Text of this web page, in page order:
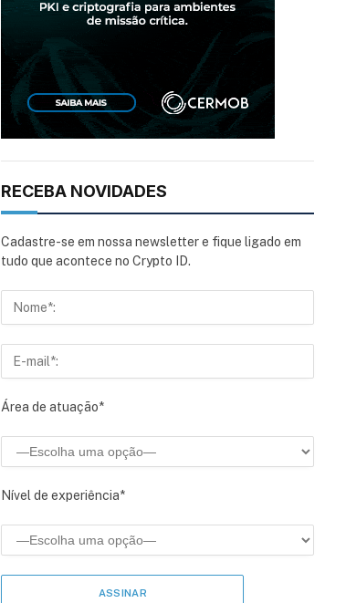
RECEBA NOVIDADES
Cadastre-se em nossa newsletter e fique ligado em
tudo que acontece no Crypto ID.
Área de atuação*
Nível de experiência*